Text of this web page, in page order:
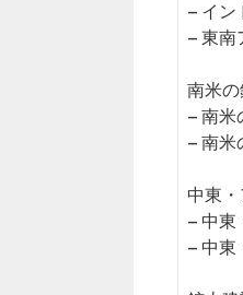
– イン
– 東南
南米
– 南米
– 南米
中東
– 中東
– 中東